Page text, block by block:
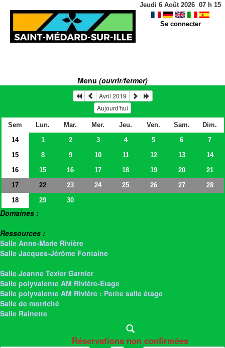
Jeudi 6 Août 2026 07 h 15
Se connecter
Menu (ouvrir/fermer)
Avril 2019
Aujourd'hui
Sem Lun. Mar. Mer. Jeu. Ven. Sam.
Dim.
14
1 2 3 4 5 6
7
15
8 9 10 11 12 13
14
16
15 16 17 18 19 20
21
17
22 23 24 25 26 27
28
18
29 30
Domaines :
Ressources :
Salle Anne-Marie Rivière
Salle Jacques-Jérôme Fontaine
Salle Jeanne Texier Garnier
Salle polyvalente AM Rivière-Etage
Salle polyvalente AM Rivière : Petite salle étage
Salle de motricité
Salle Rainette
Réservations non confirmées